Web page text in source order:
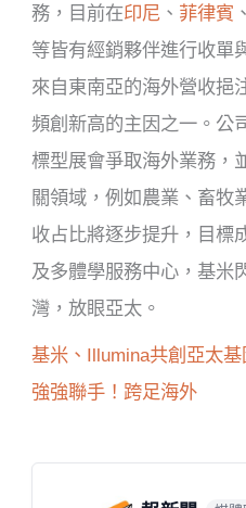
務，目前在印尼 、 菲律賓
等皆有經銷夥伴進行收單
來自東南亞的海外營收挹
頻創新高的主因之一。公
標型展會爭取海外業務，
關領域，例如農業、畜牧
收占比將逐步提升，目標
及多體學服務中心，基米
灣，放眼亞太。
基米、Illumina共創亞太
強強聯手！跨足海外